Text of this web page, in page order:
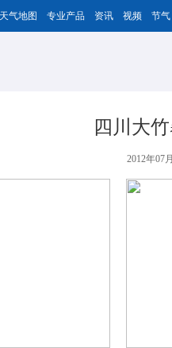
天气地图 专业产品 资讯 视频 节气
四川大
2012年07